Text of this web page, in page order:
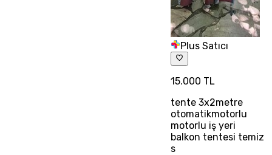
Plus Satıcı
15.000 TL
tente 3x2metre
otomatikmotorlu
motorlu iş yeri
balkon tentesi temiz
s